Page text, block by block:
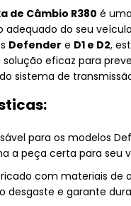
de Câmbio R380 é
do seu
Defender e D1 e D2,
eficaz para
sistema de
para os modelos
a peça certa para seu
com materiais de
desgaste e garante